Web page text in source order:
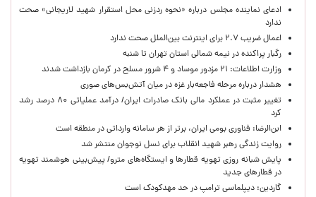
ادعای نماینده مجلس درباره «نحوه ردزنی محل استقرار شهید لاریجانی» صحت
ندارد
اعمال ضریب ۲.۷ برای اینترنت بین‌الملل صحت ندارد
رگبار پراکنده در نیمه شمالی استان تهران تا شنبه
وزارت اطلاعات: ۲۱ مزدور موساد و ۴ شرور مسلح در کرمان بازداشت شدند
هشدار درباره مرحله فاجعه‌بار غزه در میان آتش‌بس‌های صوری
تغییر مثبت در عملکرد مالی بانک صادرات ایران/ درآمد عملیاتی ۸۰ درصد رشد
کرد
ابن‌الرضا: فناوری بومی ایران، برتر از هر سامانه وارداتی در منطقه است
روایت زندگی رهبر شهید انقلاب برای نسل نوجوان منتشر شد
پایش شبانه روزی تهویه قطارها و ایستگاه‌های مترو/ پیش‌بینی هوشمند تهویه
در قطارهای جدید
گاردین: دیپلماسی ترامپ در حد مهدکودک است